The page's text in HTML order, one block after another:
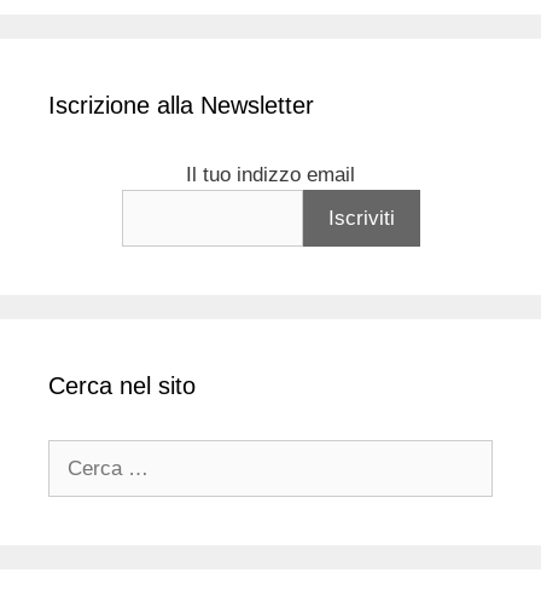
Iscrizione alla Newsletter
Il tuo indizzo email
Cerca nel sito